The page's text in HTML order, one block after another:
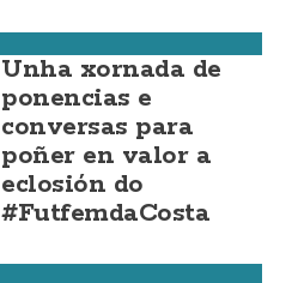
Unha xornada de
ponencias e
conversas para
poñer en valor a
eclosión do
#FutfemdaCosta